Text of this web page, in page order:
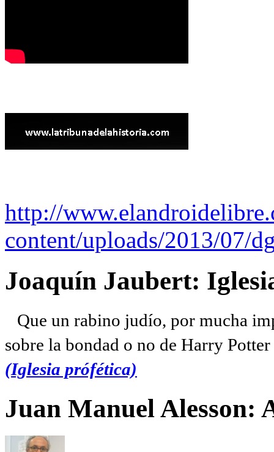
http://
content/uploads/2013/07/
Joaquín Jaubert:
Que un rabino judío, por mucha
sobre la bondad o no de Harry
(Iglesia prófética)
Juan Manuel Alesson: